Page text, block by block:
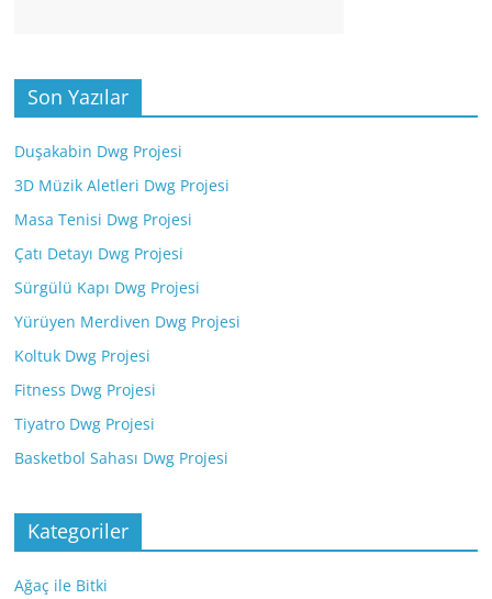
Son Yazılar
Duşakabin Dwg Projesi
3D Müzik Aletleri Dwg Projesi
Masa Tenisi Dwg Projesi
Çatı Detayı Dwg Projesi
Sürgülü Kapı Dwg Projesi
Yürüyen Merdiven Dwg Projesi
Koltuk Dwg Projesi
Fitness Dwg Projesi
Tiyatro Dwg Projesi
Basketbol Sahası Dwg Projesi
Kategoriler
Ağaç ile Bitki